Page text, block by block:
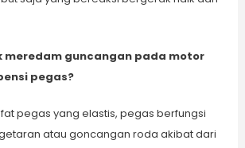
meredam guncangan pada motor
pegas?
pegas yang elastis, pegas berfungsi
atau goncangan roda akibat dari